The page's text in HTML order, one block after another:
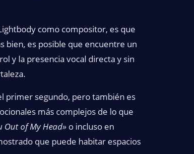
como compositor, es que
bien, es posible que encuentre un
y la presencia vocal directa y sin
primer segundo, pero también es
más complejos de lo que
Out of My Head» o incluso en
que puede habitar espacios